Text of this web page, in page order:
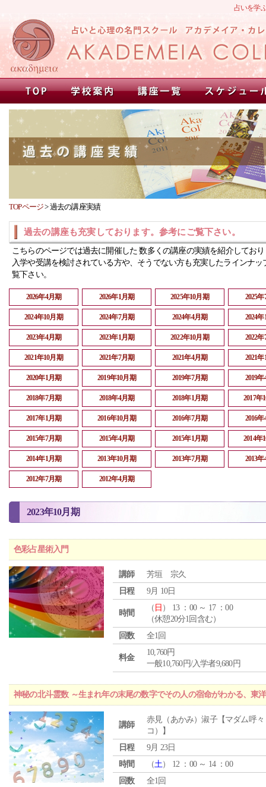
占いを学
TOPページ>過去の講座実績
過去の講座も充実しております。参考にご覧下さい。
こちらのページでは過去に開催した 数多くの講座の実績を紹介してお
入学や受講を検討されている方や、そうでない方も充実したラインナッ
覧下さい。
2026年4月期 2026年1月期 2025年10月期 2025
2024年10月期 2024年7月期 2024年4月期 2024
2023年4月期 2023年1月期 2022年10月期 2022
2021年10月期 2021年7月期 2021年4月期 2021
2020年1月期 2019年10月期 2019年7月期 2019
2018年7月期 2018年4月期 2018年1月期 2017年
2017年1月期 2016年10月期 2016年7月期 2016
2015年7月期 2015年4月期 2015年1月期 2014年
2014年1月期 2013年10月期 2013年7月期 2013
2012年7月期 2012年4月期
2023年10月期
色彩占星術入門
講師
芳垣 宗久
日程
9月 10日
時間
（ 日 ） 13 ：00 ～ 17 ：00
（休憩20分1回含む）
回数
全1回
料金
10,760円
一般10,760円/入学者9,680円
神秘の北斗霊数 ～生まれ年の末尾の数字でその人の宿命がわかる、東
講師
赤見（あかみ）淑子【マダム呼々
コ）】
日程
9月 23日
時間
（土） 12 ：00 ～ 14 ：00
回数
全1回